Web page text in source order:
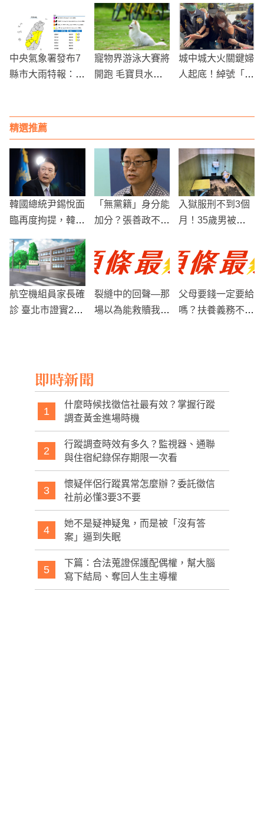
資！
中央氣象署發布7
縣市大雨特報：山
寵物界游泳大賽將
開跑 毛寶貝水陸
城中城大火關鍵婦
人起底！綽號「豆
精選推薦
韓國總統尹錫悅面
臨再度拘提，韓國
「無黨籍」身分能
加分？張善政不做
入獄服刑不到3個
月！35歲男被蟲
航空機組員家長確
診 臺北市證實2校
裂縫中的回聲—那
場以為能救贖我的
父母要錢一定要給
嗎？扶養義務不是
即時新聞
1
什麼時候找徵信社最有效？掌握行蹤
調查黃金進場時機
2
行蹤調查時效有多久？監視器、通聯
與住宿紀錄保存期限一次看
3
懷疑伴侶行蹤異常怎麼辦？委託徵信
社前必懂3要3不要
4
她不是疑神疑鬼，而是被「沒有答
案」逼到失眠
5
下篇：合法蒐證保護配偶權，幫大腦
寫下結局、奪回人生主導權